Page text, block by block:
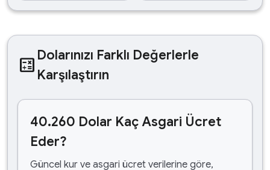
calculate Dolarınızı Farklı Değerlerle
Karşılaştırın
40.260 Dolar Kaç Asgari Ücret
Eder?
Güncel kur ve asgari ücret verilerine göre,